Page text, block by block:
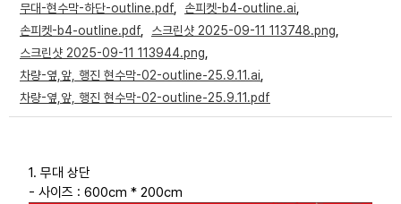
무대-현수막-하단-outline.pdf
손피켓-b4-outline.ai
손피켓-b4-outline.pdf
스크린샷 2025-09-11 113748.png
스크린샷 2025-09-11 113944.png
차량-옆,앞, 행진 현수막-02-outline-25.9.11.ai
차량-옆,앞, 행진 현수막-02-outline-25.9.11.pdf
1. 무대 상단
- 사이즈 : 600cm * 200cm
미디어자료
카드뉴스
부설기관